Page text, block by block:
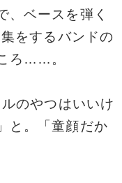
、ベースを弾く
をするバンドの
ろ……。
のやつはいいけ
と。「童顔だか